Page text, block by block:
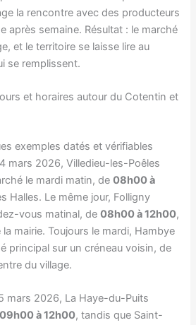
la rencontre avec des producteurs
après semaine. Résultat : le marché
et le territoire se laisse lire au
se remplissent.
et horaires autour du Cotentin et
exemples datés et vérifiables
mars 2026, Villedieu-les-Poêles
le mardi matin, de08h00 à
Halles. Le même jour, Folligny
vous matinal, de08h00 à 12h00,
mairie. Toujours le mardi, Hambye
principal sur un créneau voisin, de
du village.
mars 2026, La Haye-du-Puits
09h00 à 12h00, tandis que Saint-